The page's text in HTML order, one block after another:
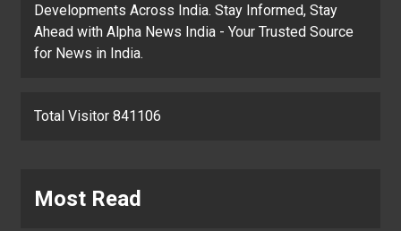
Developments Across India. Stay Informed, Stay
Ahead with Alpha News India - Your Trusted Source
for News in India.
Total Visitor 841106
Most Read